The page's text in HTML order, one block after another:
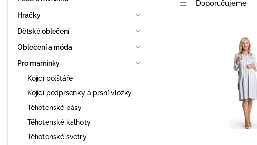
Hračky
Dětské oblečení
Oblečení a móda
Pro maminky
Kojící polštáře
Kojící podprsenky a prsní vložky
Těhotenské pásy
Těhotenské kalhoty
Těhotenské svetry
Doporučujeme
Nejprodávanější